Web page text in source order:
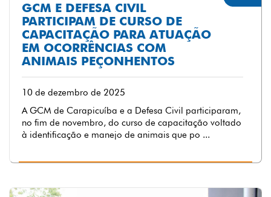
GCM E DEFESA CIVIL
PARTICIPAM DE CURSO DE
CAPACITAÇÃO PARA ATUAÇÃO
EM OCORRÊNCIAS COM
ANIMAIS PEÇONHENTOS
10 de dezembro de 2025
A GCM de Carapicuíba e a Defesa Civil participaram,
no fim de novembro, do curso de capacitação voltado
à identificação e manejo de animais que po ...